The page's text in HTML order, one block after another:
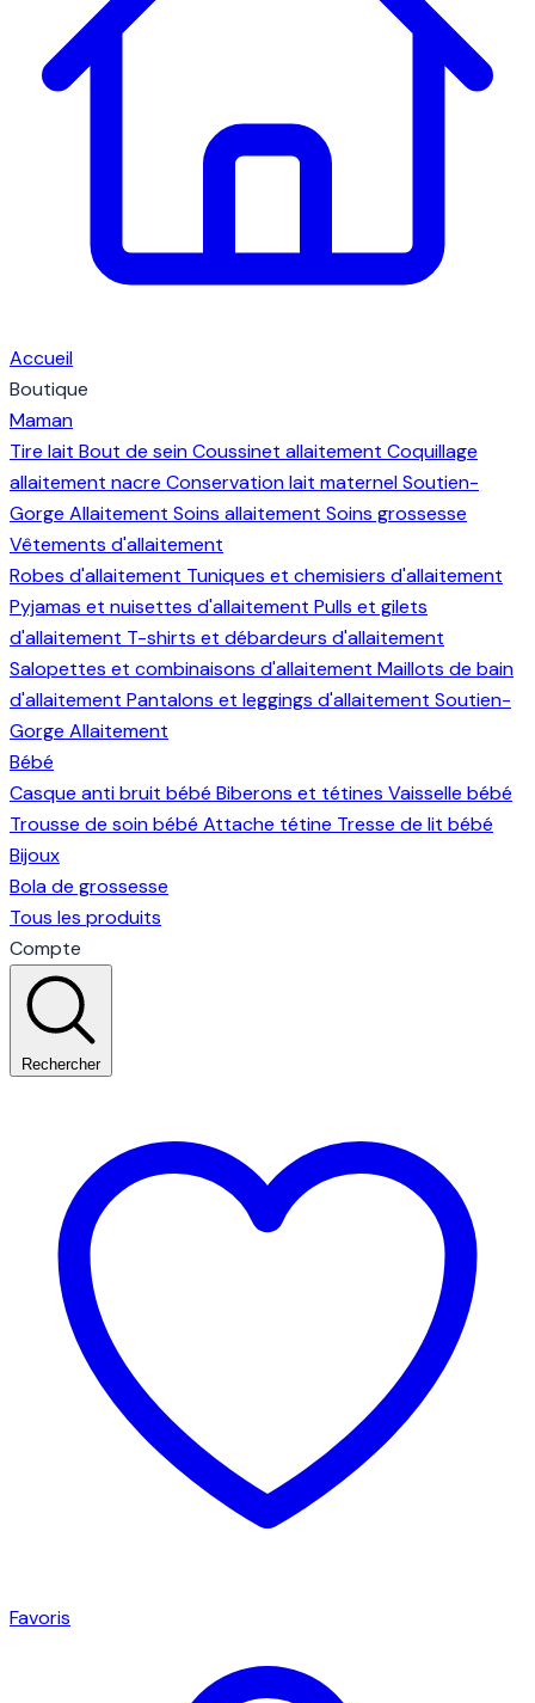
Accueil
Boutique
Maman
Tire lait Bout de seinCoussinet allaitement Coquillage
allaitement nacre Conservation lait maternelSoutien-
Gorge Allaitement Soins allaitement Soins grossesse
Vêtements d'allaitement
Robes d'allaitement Tuniques et chemisiers d'allaitement
Pyjamas et nuisettes d'allaitement Pulls et gilets
d'allaitement T-shirts et débardeurs d'allaitement
Salopettes et combinaisons d'allaitement Maillots de bain
d'allaitement Pantalons et leggings d'allaitement Soutien-
Gorge Allaitement
Bébé
Casque anti bruit bébé Biberons et tétines Vaisselle bébé
Trousse de soin bébé Attache tétine Tresse de lit bébé
Bijoux
Bola de grossesse
Tous les produits
Compte
Rechercher
Favoris